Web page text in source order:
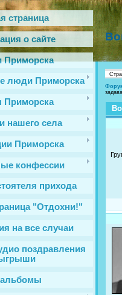
страница
о сайте
Приморска
люди Приморска
Приморска
нашего села
Приморска
конфессии
прихода
"Отдохни!"
на все случаи
поздравления